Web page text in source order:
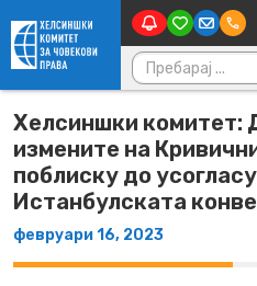
Skip to content
Пребарувај за:
Хелсиншки комитет:
измените на
поблиску до
Истанбулската
февруари 16, 2023